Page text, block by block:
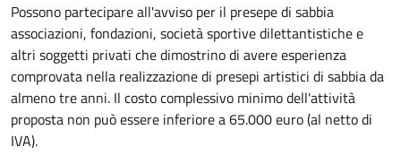
Possono partecipare all'avviso per il presepe di sabbia
associazioni, fondazioni, società sportive dilettantistiche e
altri soggetti privati che dimostrino di avere esperienza
comprovata nella realizzazione di presepi artistici di sabbia da
almeno tre anni. Il costo complessivo minimo dell'attività
proposta non può essere inferiore a 65.000 euro (al netto di
IVA).